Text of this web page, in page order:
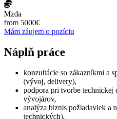
Mzda
from 5000€
Mám záujem o pozíciu
Náplň práce
konzultácie so zákazníkmi a
(vývoj, delivery),
podpora pri tvorbe technickej
vývojárov,
analýza biznis požiadaviek a
technických),